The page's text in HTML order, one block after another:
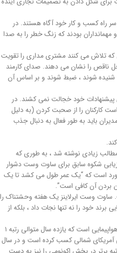
راه کسب و کار خود آگاه هستند. در
مهمانداران بودند که زنگ خطر را به صدا
تلاش می کنند مشتری مداری را تقویت
حل ناقص را نشان می دهند. صدای کارمند
شنیده شوند ، ضبط شوند و بر اساس آن
پیشنهادات خود خجالت نمی کشند. در
کارکنان را از صحبت کردن (به دلیل
باید به طور فعال به دنبال جذب
زیادی نوشته شد ، به طوری که
شکوه سابق برای ساوت وست دشوار
است که “یک عمر طول می کشد تا یک
بردن آن کافی است”.
ساوت وست ایرلاینز یک هفته وحشتناک را
خود را نه تنها نجات داد ، بلکه از
به یاد داشته باشید که این یک شرکت هواپیمایی است که یازده سال متوالی رتبه ۱
آمریکای شمالی کسب کرده است و در سال